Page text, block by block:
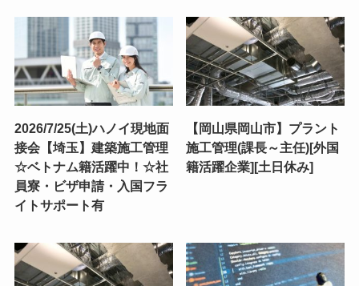
2026/7/25(土)ハノイ現地面
接会【埼玉】建築施工管理
☆ベトナム籍活躍中！☆社
員寮・ビザ申請・入国フラ
イトサポート有
【岡山県岡山市】プラント
施工管理(課長～主任)[外国
籍活躍企業][土日休み]